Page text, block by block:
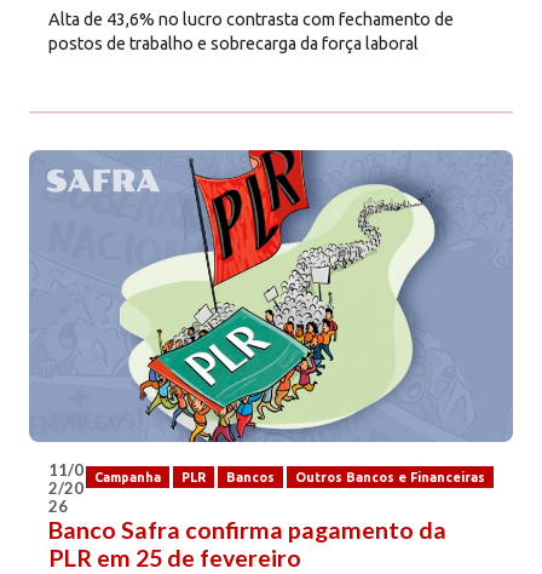
Alta de 43,6% no lucro contrasta com fechamento de
postos de trabalho e sobrecarga da força laboral
Campanha PLR Bancos Outros Bancos e Financeiras
11/0
2/20
26
Banco Safra confirma pagamento da
PLR em 25 de fevereiro